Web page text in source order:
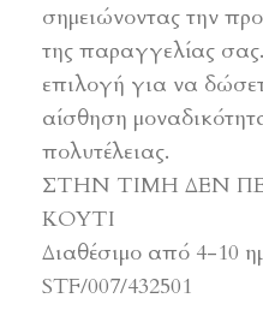
σημειώνοντας την
της παραγγελίας σας.
επιλογή για να
αίσθηση
πολυτέλειας.
ΣΤΗΝ ΤΙΜΗ ΔΕΝ
ΚΟΥΤΙ
Διαθέσιμο από 4-10
STF/007/432501